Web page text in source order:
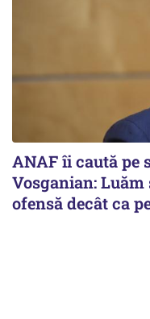
ANAF îi caută
Vosganian: Luăm
ofensă decât ca